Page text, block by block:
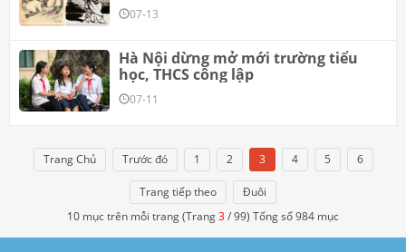
07-13
Hà Nội dừng mở mới trường tiểu
học, THCS công lập
07-11
Trang Chủ Trước đó 1 2 3 4 5 6
Trang tiếp theo
Đuôi
10 mục trên mỗi trang (Trang3/ 99) Tổng số 984 mục